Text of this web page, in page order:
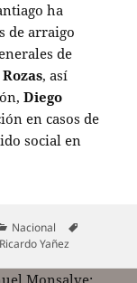
ha
de arraigo
de
, así
Diego
en casos de
social en
de Carabineros
Categorías
Nacional
Ricardo Yañez